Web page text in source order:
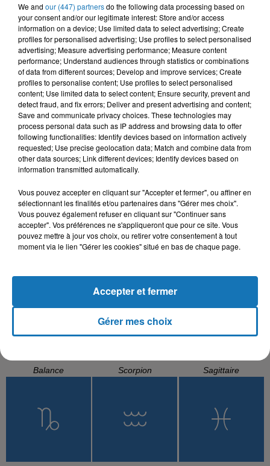
L'HOROSCOPE
Bélier Taureau
Balance Scorpion Sagittaire
We and our (447) partnersdo the following data processing based on
your consent and/or our legitimate interest: Store and/or access
information on a device; Use limited data to select advertising; Create
profiles for personalised advertising; Use profiles to select personalised
advertising; Measure advertising performance; Measure content
performance; Understand audiences through statistics or combinations
of data from different sources; Develop and improve services; Create
profiles to personalise content; Use profiles to select personalised
content; Use limited data to select content; Ensure security, prevent and
detect fraud, and fix errors; Deliver and present advertising and content;
Save and communicate privacy choices. These technologies may
process personal data such as IP address and browsing data to offer
following functionalities: Identify devices based on information actively
requested; Use precise geolocation data; Match and combine data from
other data sources; Link different devices; Identify devices based on
information transmitted automatically.
Vous pouvez accepter en cliquant sur "Accepter et fermer", ou affiner en
sélectionnant les finalités et/ou partenaires dans "Gérer mes choix".
Vous pouvez également refuser en cliquant sur "Continuer sans
accepter". Vos préférences ne s'appliqueront que pour ce site. Vous
pouvez mettre à jour vos choix, ou retirer votre consentement à tout
moment via le lien "Gérer les cookies" situé en bas de chaque page.
Gérer mes choix
Accepter et fermer